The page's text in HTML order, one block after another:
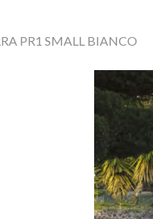
PR1 SMALL BIANCO